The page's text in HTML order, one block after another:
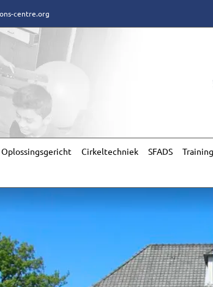
centre.org
Oplossingsgericht Cirkeltechniek SFADS